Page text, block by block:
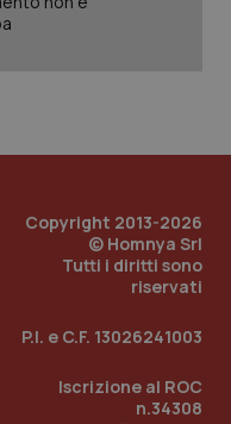
Copyright 2013-2026
© Homnya Srl
Tutti i diritti sono
riservati
P.I. e C.F. 13026241003
Iscrizione al ROC
n.34308
.quotidianosanita.it
1